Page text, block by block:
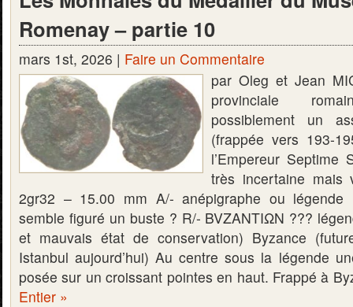
Romenay – partie 10
mars 1st, 2026 | Faire un Commentaire
par Oleg et Jean
provinciale
possiblement un
(frappée vers 193-
l’Empereur Septime
très incertaine mais
2gr32 – 15.00 mm A/- anépigraphe ou
semble figuré un buste ? R/- BVZANTIΩN ???
et mauvais état de conservation) Byzance
Istanbul aujourd’hui) Au centre sous la légende
posée sur un croissant pointes en haut. Frappé à
Entier »